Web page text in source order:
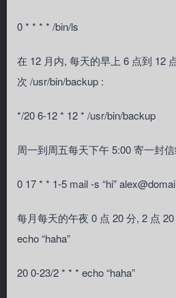
0 * * * * /bin/ls
在 12 月内, 每天的早上 6 点到 12
次 /usr/bin/backup :
*/20 6-12 * 12 * /usr/bin/backup
周一到周五每天下午 5:00 寄一封
0 17 * * 1-5 mail -s “hi”
每月每天的午夜 0 点 20 分, 2 点
echo “haha”
20 0-23/2 * * * echo “haha”